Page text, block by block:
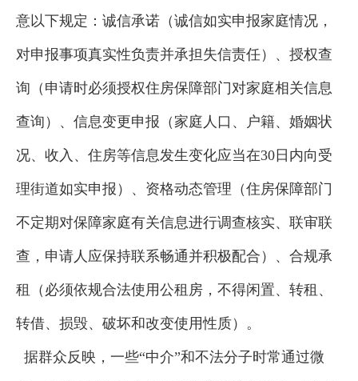
意以下规定：诚信承诺（诚信如实申报家庭情况，
对申报事项真实性负责并承担失信责任）、授权查
询（申请时必须授权住房保障部门对家庭相关信息
查询）、信息变更申报（家庭人口、户籍、婚姻状
况、收入、住房等信息发生变化应当在30日内向受
理街道如实申报）、资格动态管理（住房保障部门
不定期对保障家庭有关信息进行调查核实、联审联
查，申请人应保持联系畅通并积极配合）、合规承
租（必须依规合法使用公租房，不得闲置、转租、
转借、损毁、破坏和改变使用性质）。
据群众反映，一些“中介”和不法分子时常通过微